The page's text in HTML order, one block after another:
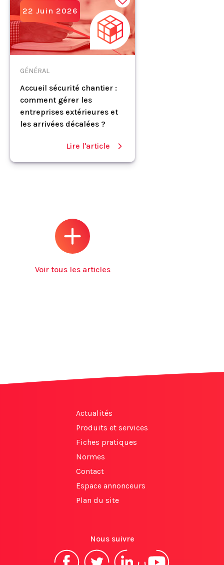
22 Juin 2026
GÉNÉRAL
Accueil sécurité chantier :
comment gérer les
entreprises extérieures et
les arrivées décalées ?
Lire l'article
Voir tous les articles
Actualités
Produits et services
Fiches pratiques
Normes
Contact
Espace annonceurs
Plan du site
Nous suivre